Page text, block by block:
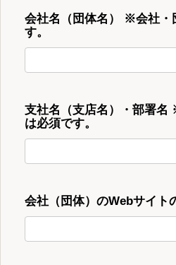
会社名（団体名） ※会社・
す。
支社名（支店名）・部署
は必須です。
会社（団体）のWebサイト